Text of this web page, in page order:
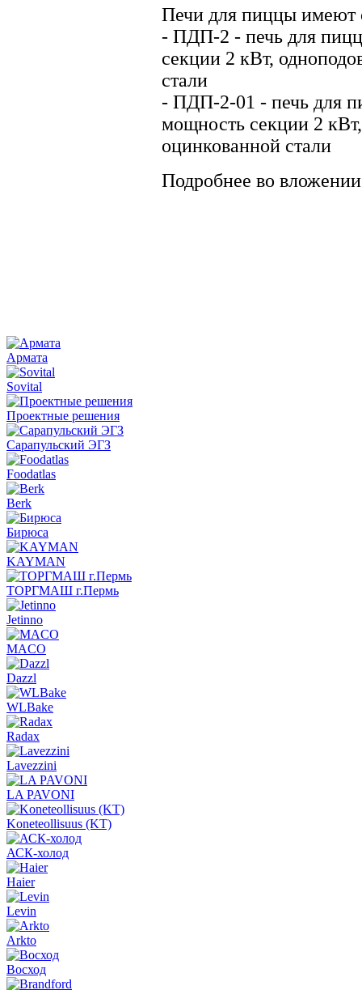
Печи для пиццы
- ПДП-2 - печь для
секции 2 кВт,
стали
- ПДП-2-01 - печь для
мощность секции 2
оцинкованной стали
Подробнее во
Армата
Sovital
Проектные решения
Сарапульский ЭГЗ
Foodatlas
Berk
Бирюса
KAYMAN
ТОРГМАШ г.Пермь
Jetinno
MACO
Dazzl
WLBake
Radax
Lavezzini
LA PAVONI
Koneteollisuus (KT)
АСК-холод
Haier
Levin
Arkto
Восход